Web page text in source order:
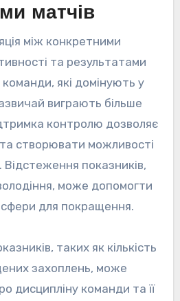
матчів
між конкретними
та результатами
які домінують у
виграють більше
контролю дозволяє
створювати можливості
показників,
може допомогти
для покращення.
таких як кількість
захоплень, може
дисципліну команди та її